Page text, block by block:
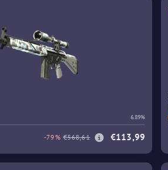
6.89%
-79% €568,61 €113,99